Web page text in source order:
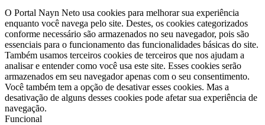
O Portal Nayn Neto usa cookies para melhorar sua experiência
enquanto você navega pelo site. Destes, os cookies categorizados
conforme necessário são armazenados no seu navegador, pois são
essenciais para o funcionamento das funcionalidades básicas do site.
Também usamos terceiros cookies de terceiros que nos ajudam a
analisar e entender como você usa este site. Esses cookies serão
armazenados em seu navegador apenas com o seu consentimento.
Você também tem a opção de desativar esses cookies. Mas a
desativação de alguns desses cookies pode afetar sua experiência de
navegação.
Funcional